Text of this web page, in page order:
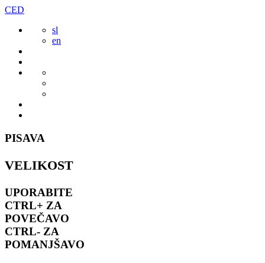
Preskoči
vsebine
CED
sl
en
PISAVA
VELIKOST
UPORABITE
CTRL+ ZA
POVEČAVO
CTRL- ZA
POMANJŠAVO